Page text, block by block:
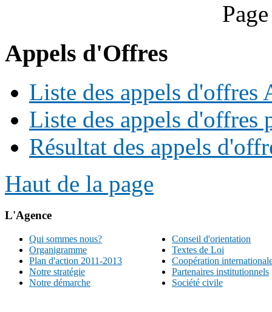
Appels d'Offres
Liste des appels d'offres
Liste des appels d'offres
Résultat des appels
Haut de la page
L'Agence
Qui sommes nous?
Organigramme
Plan d'action 2011-2013
Notre stratégie
Notre démarche
Conseil d'orientation
Textes de Loi
Coopération
Partenaires institutionnels
Société civile